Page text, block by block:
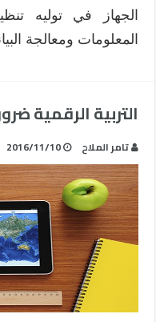
الجهاز في توليه
المعلومات ومعالجة
التربية الرقمية
تامر الملاح 2016/11/10